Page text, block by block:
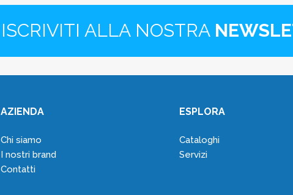
ISCRIVITI ALLA NOSTRA
AZIENDA
Chi siamo
I nostri brand
Contatti
ESPLORA
Cataloghi
Servizi